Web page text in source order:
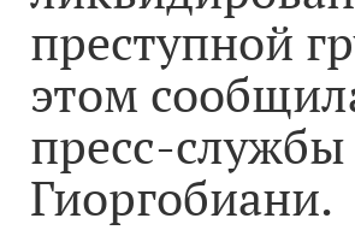
преступной
этом
пресс-
Гиоргобиани.